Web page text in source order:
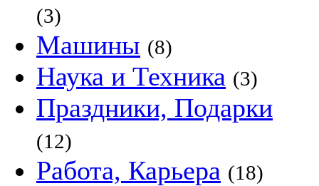
(3)
Машины (8)
Наука и Техника (3)
Праздники, Подарки
(12)
Работа, Карьера (18)